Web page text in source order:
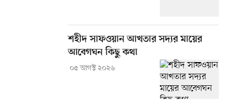
শহীদ সাফওয়ান আখতার সদ্যর মায়ের
আবেগঘন কিছু কথা
০৫ আগস্ট ২০২৬